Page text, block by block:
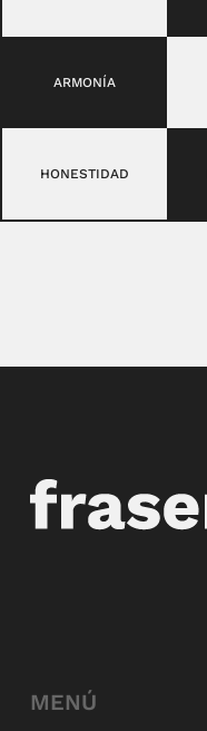
ARMONÍA
HONESTIDAD
MENÚ